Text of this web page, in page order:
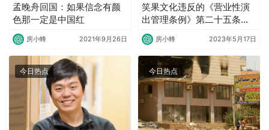
孟晚舟回国：如果信念有颜
色那一定是中国红
房小蜂 2021年9月26日
笑果文化违反的《营业性演
出管理条例》第二十五条、
第二十六条、第四十六条规
定
房小蜂 2023年5月17日
今日热点 今日热点